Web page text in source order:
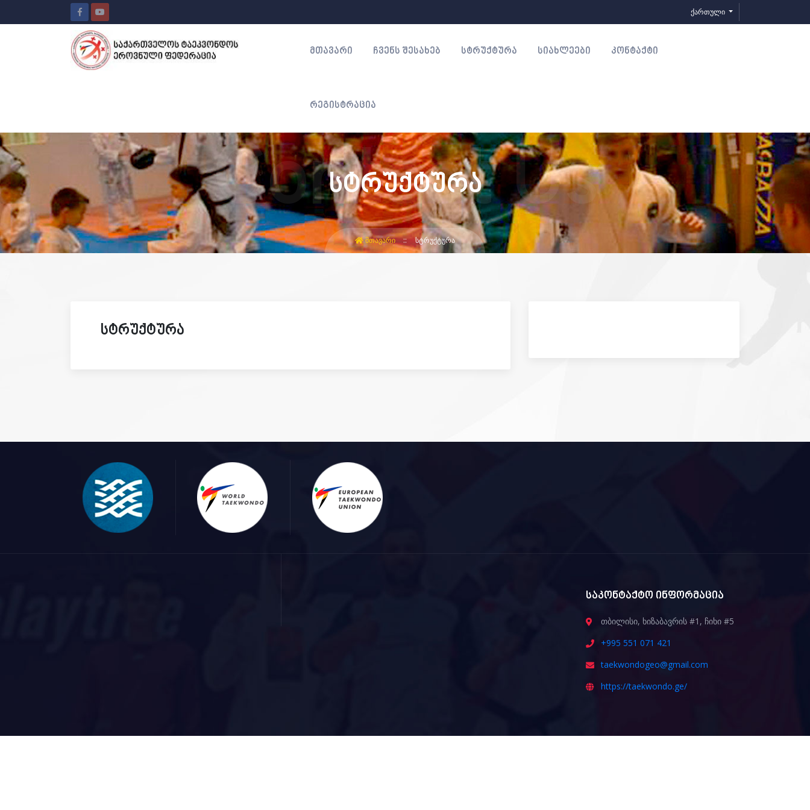
ქართული
ᲛᲗᲐᲕᲐᲠᲘ ᲩᲕᲔᲜᲡ ᲨᲔᲡᲐᲮᲔᲑ ᲡᲢᲠᲣᲥᲢᲣᲠᲐ ᲡᲘᲐᲮᲚᲔᲔᲑᲘ ᲙᲝᲜᲢᲐᲥᲢᲘ
ᲠᲔᲒᲘᲡᲢᲠᲐᲪᲘᲐ
სტრუქტურა
ᲛᲗᲐᲕᲐᲠᲘ ᲡᲢᲠᲣᲥᲢᲣᲠᲐ
სტრუქტურა
საკონტაქტო ინფორმაცია
თბილისი, ხიზაბავრის #1, ჩიხი #5
+995 551 071 421
taekwondogeo@gmail.com
https://taekwondo.ge/